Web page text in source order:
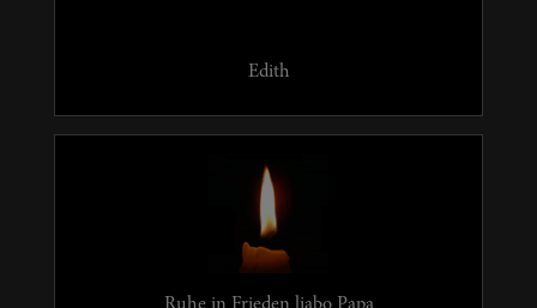
Edith
Ruhe in Frieden liabo Papa